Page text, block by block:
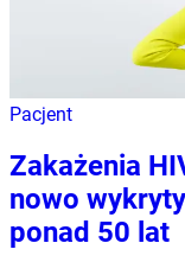
Pacjent
Zakażenia
nowo
ponad 50 lat